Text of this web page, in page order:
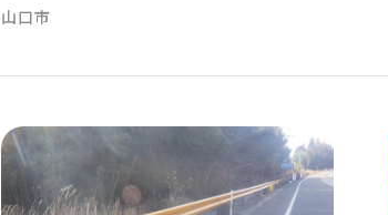
山口市